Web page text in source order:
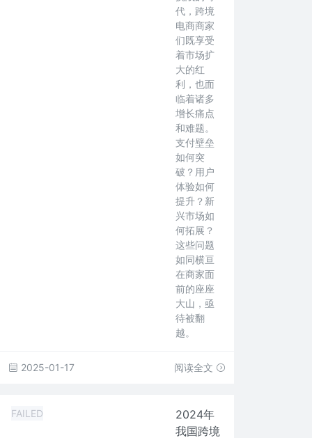
代，跨境
电商商家
们既享受
着市场扩
大的红
利，也面
临着诸多
增长痛点
和难题。
支付壁垒
如何突
破？用户
体验如何
提升？新
兴市场如
何拓展？
这些问题
如同横亘
在商家面
前的座座
大山，亟
待被翻
越。
2025-01-17 阅读全文
FAILED
2024年
我国跨境